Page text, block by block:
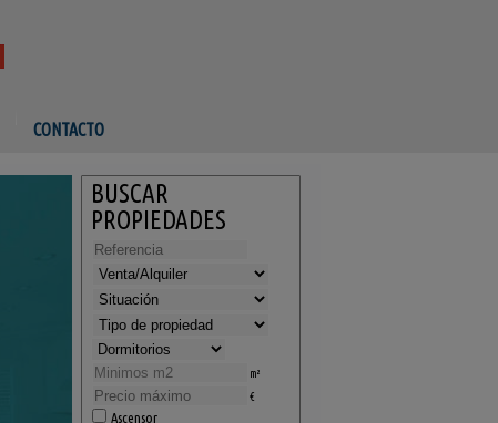
CONTACTO
BUSCAR
PROPIEDADES
m²
€
Ascensor